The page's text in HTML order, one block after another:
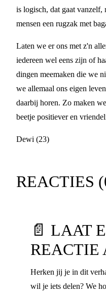
is logisch, dat gaat vanzelf,
mensen een rugzak met
Laten we er ons met z'n
iedereen wel eens zijn of
dingen meemaken die we
we allemaal ons eigen
daarbij horen. Zo maken
beetje positiever en
Dewi (23)
REACTIES (
📄 LAAT
REACTIE
Herken jij je in dit
wil je iets delen? We